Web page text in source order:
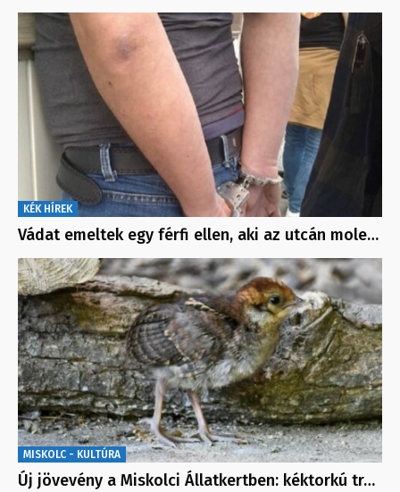
KÉK HÍREK
Vádat emeltek egy férfi ellen, aki az utcán mole…
MISKOLC - KULTÚRA
Új jövevény a Miskolci Állatkertben: kéktorkú tr…